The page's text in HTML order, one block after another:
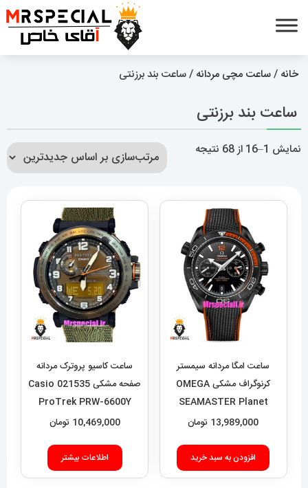
خانه /ساعت مچی مردانه / ساعت بند برزنتی
ساعت بند برزنتی
نمایش 1–16 از 68 نتیجه
مرتب‌سازی
جدیدترین
ساعت امگا مردانه سیمستر
کرنوگراف مشکی OMEGA
SEAMASTER Planet
Ocean 021631
13,989,000 تومان
افزودن به سبد خرید
ساعت کاسیو پروترک مردانه
صفحه مشکی 021535 Casio
ProTrek PRW-6600Y‏
10,469,000 تومان
اطلاعات بیشتر